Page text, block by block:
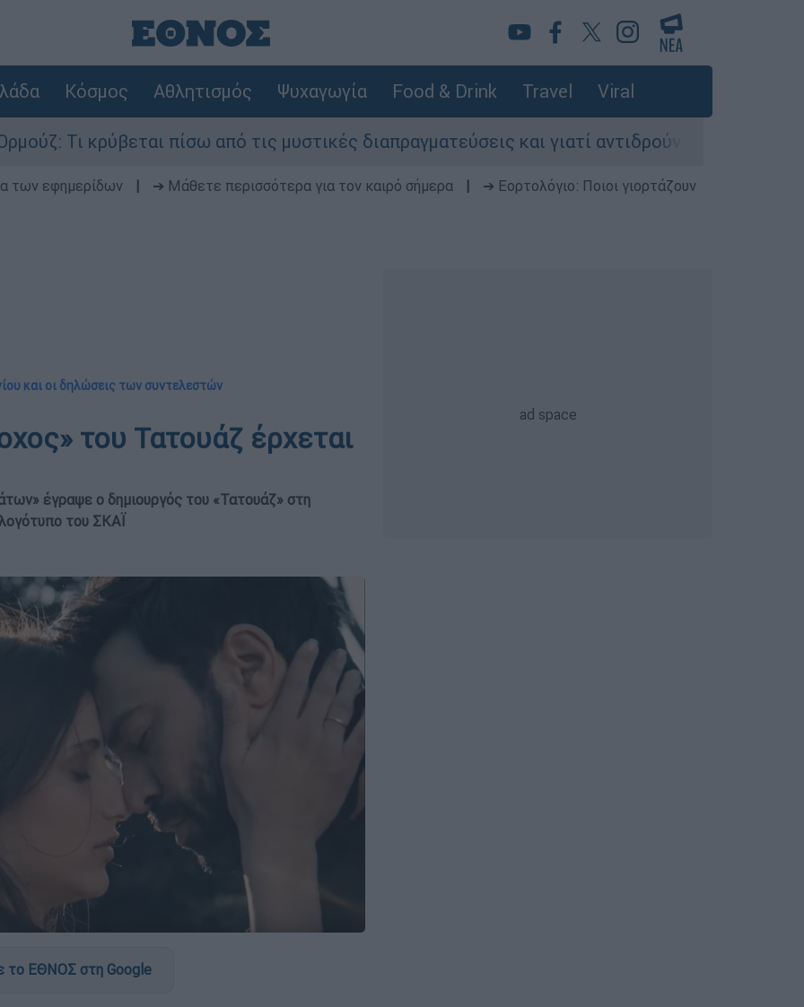
Κόσμος Αθλητισμός Ψυχαγωγία Food & Drink Travel Viral
πίσω από τις μυστικές διαπραγματεύσεις και γιατί αντιδρούν οι ΗΠΑ
των εφημερίδων ➔ Μάθετε περισσότερα για τον καιρό σήμερα
➔ Εορτολόγιο: Ποιοι γιορτάζουν
και οι δηλώσεις των συντελεστών
του Τατουάζ έρχεται
έγραψε ο δημιουργός του «Τατουάζ» στη
του ΣΚΑΪ
το ΕΘΝΟΣ στη Google